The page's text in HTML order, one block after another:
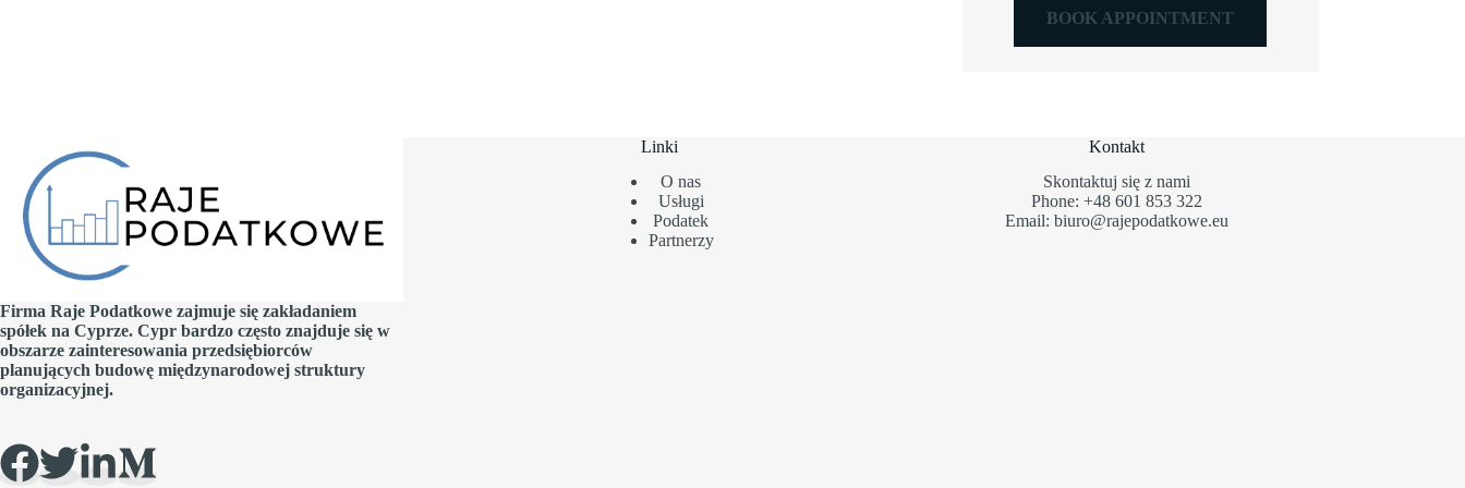
BOOK APPOINTMENT
Firma Raje Podatkowe zajmuje się zakładaniem
spółek na Cyprze. Cypr bardzo często znajduje się w
obszarze zainteresowania przedsiębiorców
planujących budowę międzynarodowej struktury
organizacyjnej.
Linki
O nas
Usługi
Podatek
Partnerzy
Kontakt
Skontaktuj się z nami
Phone: +48 601 853 322
Email: biuro@rajepodatkowe.eu